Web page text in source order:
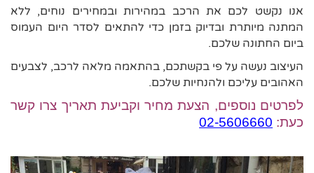
אנו נקשט לכם את הרכב במהירות ובמחירים נוחים, ללא
המתנה מיותרת ובדיוק בזמן כדי להתאים לסדר היום העמוס
ביום החתונה שלכם.
העיצוב נעשה על פי בקשתכם, בהתאמה מלאה לרכב, לצבעים
האהובים עליכם ולהנחיות שלכם.
לפרטים נוספים, הצעת מחיר וקביעת תאריך צרו קשר
כעת: 02-5606660